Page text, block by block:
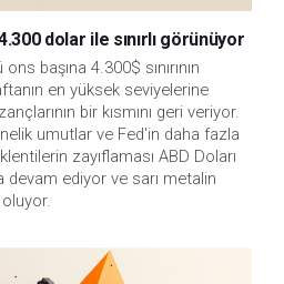
dolar ile sınırlı görünüyor
başına 4.300$ sınırının
en yüksek seviyelerine
bir kısmını geri veriyor.
umutlar ve Fed'in daha fazla
zayıflaması ABD Doları
devam ediyor ve sarı metalin